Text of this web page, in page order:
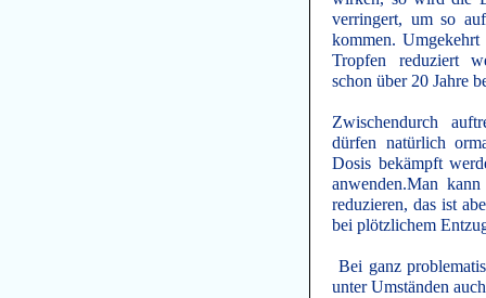
verringert, um so
kommen.
Tropfen reduziert
schon über 20 Jahre
Zwischendurch
dürfen natürlich
Dosis bekämpft
anwenden.Man
reduzieren, das ist
bei plötzlichem
Bei ganz
unter Umständen